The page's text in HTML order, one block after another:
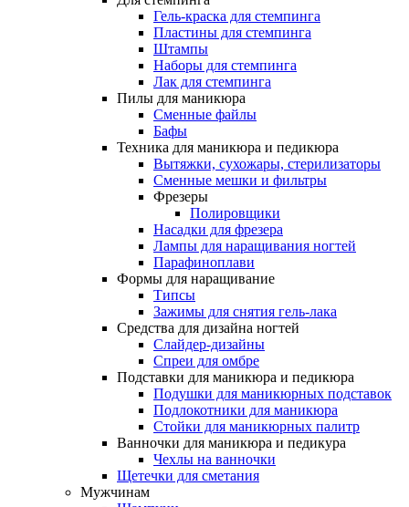
Гель-краска для стемпинга
Пластины для стемпинга
Штампы
Наборы для стемпинга
Лак для стемпинга
Пилы для маникюра
Сменные файлы
Бафы
Техника для маникюра и педикюра
Вытяжки, сухожары, стерилизаторы
Сменные мешки и фильтры
Фрезеры
Полировщики
Насадки для фрезера
Лампы для наращивания ногтей
Парафиноплави
Формы для наращивание
Типсы
Зажимы для снятия гель-лака
Средства для дизайна ногтей
Слайдер-дизайны
Спреи для омбре
Подставки для маникюра и педикюра
Подушки для маникюрных подставок
Подлокотники для маникюра
Стойки для маникюрных палитр
Ванночки для маникюра и педикура
Чехлы на ванночки
Щетечки для сметания
Мужчинам